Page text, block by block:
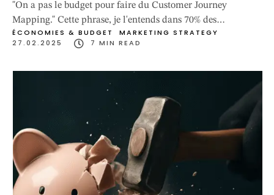
ÉCONOMIES & BUDGET
MARKETING STRATEGY
27.02.2025
7 MIN READ
"On a pas le budget pour faire du Customer Journey
Mapping." Cette phrase, je l'entends dans 70% des
entreprises que je conseille. Et pourtant, ces mêmes
entreprises perdent des centaines de milliers d'euros chaque